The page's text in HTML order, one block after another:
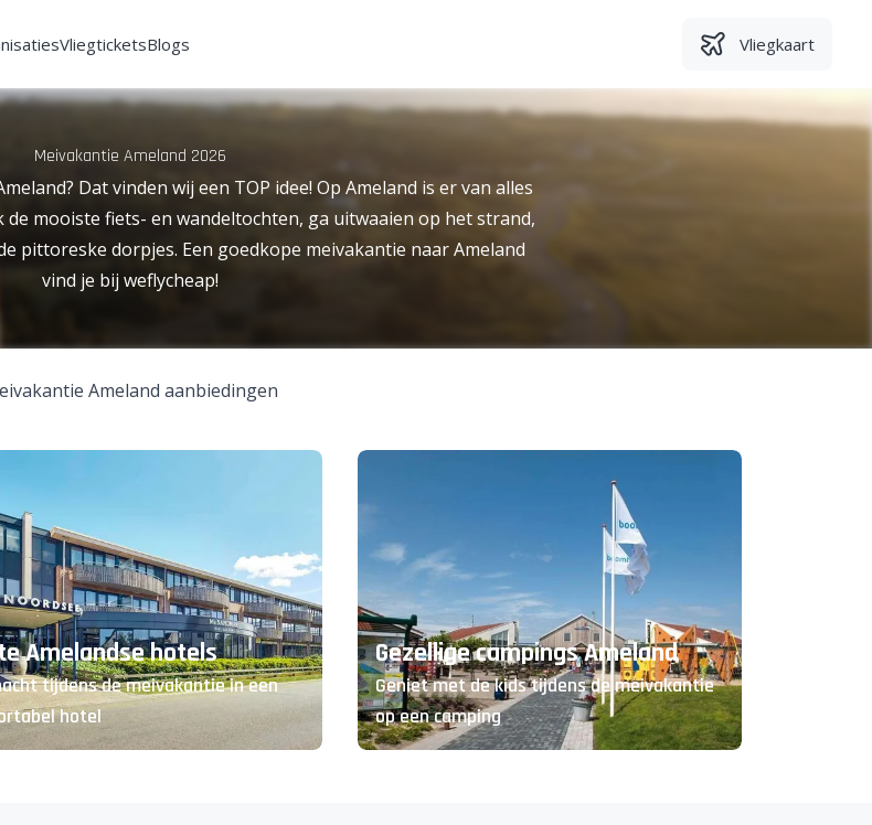
VliegticketsBlogs Vliegkaart
Meivakantie Ameland 2026
Dat vinden wij een TOP idee! Op Ameland is er van alles
mooiste fiets- en wandeltochten, ga uitwaaien op het strand,
pittoreske dorpjes. Een goedkope meivakantie naar Ameland
vind je bij weflycheap!
Ameland aanbiedingen
Amelandse hotels
tijdens de meivakantie in een
hotel
Gezellige campings Ameland
Geniet met de kids tijdens de meivakantie
op een camping